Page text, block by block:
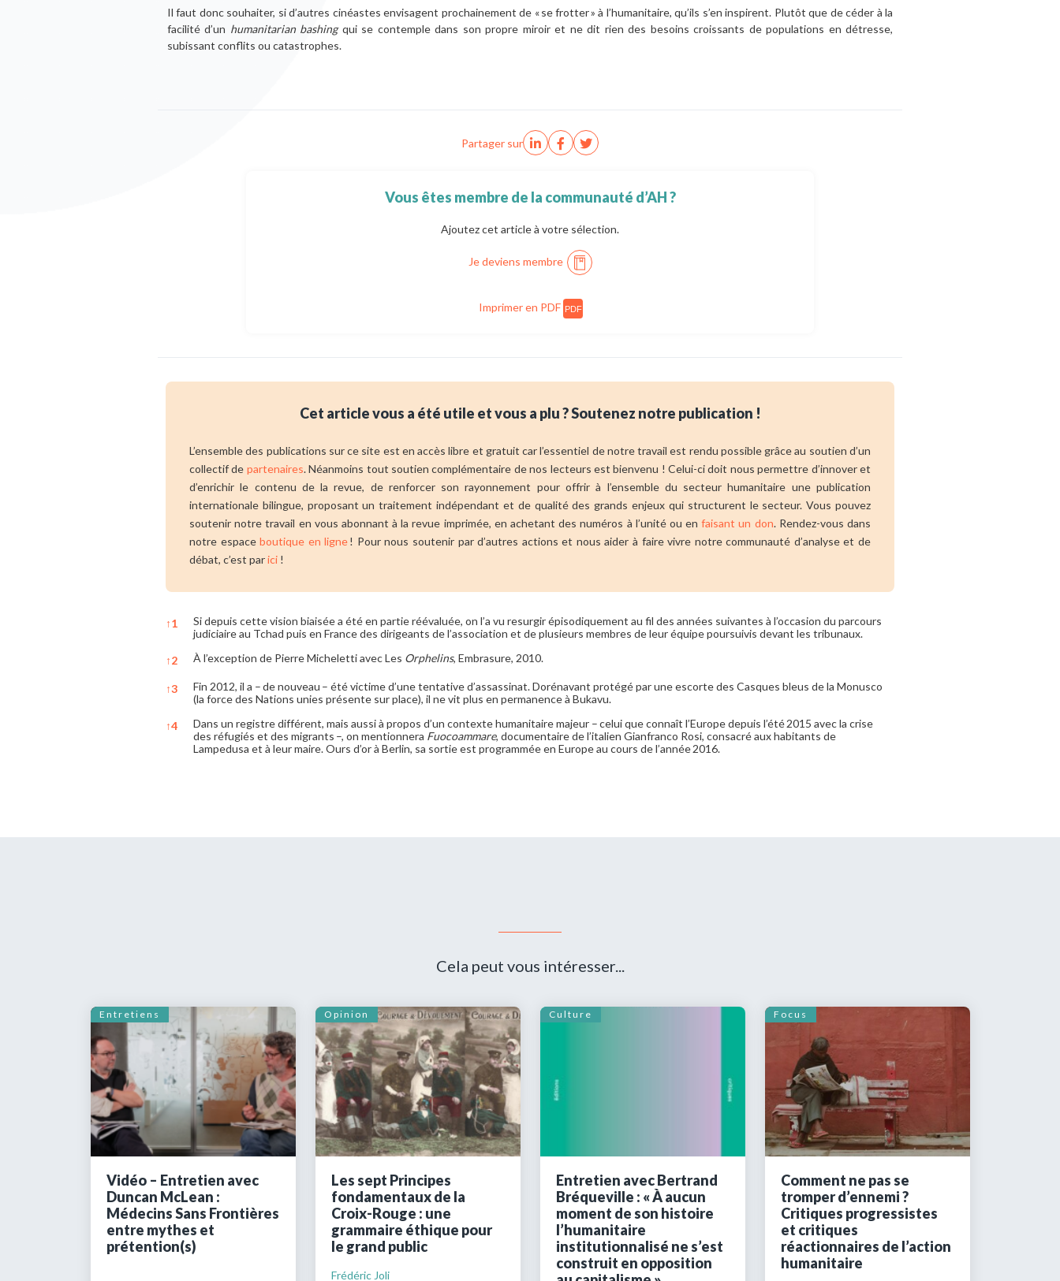
Il faut donc souhaiter, si d’autres cinéastes envisagent prochainement de « se frotter » à l’humanitaire, qu’ils s’en inspirent. Plutôt que de céder à la
facilité d’un humanitarian bashingqui se contemple dans son propre miroir et ne dit rien des besoins croissants de populations en détresse,
subissant conflits ou catastrophes.
Partager sur
Vous êtes membre de la communauté d’AH ?
Ajoutez cet article à votre sélection.
Je deviens membre
Imprimer en PDF PDF
Cet article vous a été utile et vous a plu ? Soutenez notre publication !
L’ensemble des publications sur ce site est en accès libre et gratuit car l’essentiel de notre travail est rendu possible grâce au soutien d’un
collectif de partenaires. Néanmoins tout soutien complémentaire de nos lecteurs est bienvenu ! Celui-ci doit nous permettre d’innover et
d’enrichir le contenu de la revue, de renforcer son rayonnement pour offrir à l’ensemble du secteur humanitaire une publication
internationale bilingue, proposant un traitement indépendant et de qualité des grands enjeux qui structurent le secteur. Vous pouvez
soutenir notre travail en vous abonnant à la revue imprimée, en achetant des numéros à l’unité ou enfaisant un don. Rendez-vous dans
notre espaceboutique en ligne! Pour nous soutenir par d’autres actions et nous aider à faire vivre notre communauté d’analyse et de
débat, c’est parici !
↑1
Si depuis cette vision biaisée a été en partie réévaluée, on l’a vu resurgir épisodiquement au fil des années suivantes à l’occasion du parcours
judiciaire au Tchad puis en France des dirigeants de l’association et de plusieurs membres de leur équipe poursuivis devant les tribunaux.
↑2 À l’exception de Pierre Micheletti avec Les Orphelins, Embrasure, 2010.
↑3
Fin 2012, il a – de nouveau – été victime d’une tentative d’assassinat. Dorénavant protégé par une escorte des Casques bleus de la Monusco
(la force des Nations unies présente sur place), il ne vit plus en permanence à Bukavu.
↑4
Dans un registre différent, mais aussi à propos d’un contexte humanitaire majeur – celui que connaît l’Europe depuis l’été 2015 avec la crise
des réfugiés et des migrants –, on mentionnera Fuocoammare, documentaire de l’italien Gianfranco Rosi, consacré aux habitants de
Lampedusa et à leur maire. Ours d’or à Berlin, sa sortie est programmée en Europe au cours de l’année 2016.
Cela peut vous intéresser...
Entretiens
Vidéo – Entretien avec
Duncan McLean :
Médecins Sans Frontières
entre mythes et
prétention(s)
Opinion
Les sept Principes
fondamentaux de la
Croix-Rouge : une
grammaire éthique pour
le grand public
Frédéric Joli
Culture
Entretien avec Bertrand
Bréqueville : « À aucun
moment de son histoire
l’humanitaire
institutionnalisé ne s’est
construit en opposition
Focus
Comment ne pas se
tromper d’ennemi ?
Critiques progressistes
et critiques
réactionnaires de l’action
humanitaire